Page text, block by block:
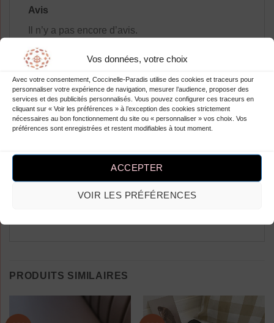
Vos données, votre choix
Avec votre consentement, Coccinelle-Paradis utilise des cookies et traceurs pour
personnaliser votre expérience de navigation, mesurer l’audience, proposer des
services et des publicités personnalisés. Vous pouvez configurer ces traceurs en
cliquant sur « Voir les préférences » à l’exception des cookies strictement
nécessaires au bon fonctionnement du site ou « personnaliser » vos choix. Vos
préférences sont enregistrées et restent modifiables à tout moment.
ACCEPTER
VOIR LES PRÉFÉRENCES
Avis
Il n’y a pas encore d’avis.
Soyez le premier à laisser votre avis
sur “Chaussures Élégantes Femmes
Pois Confort”
PRODUITS SIMILAIRES